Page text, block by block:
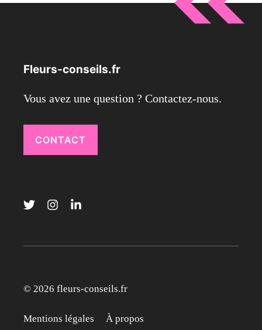
Fleurs-conseils.fr
Vous avez une question ? Contactez-nous.
CONTACT
© 2026 fleurs-conseils.fr
Mentions légales À propos